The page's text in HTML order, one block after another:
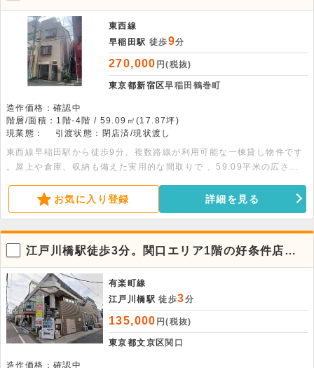
相談可
東西線
早稲田駅 徒歩9分
270,000 円(税抜)
東京都新宿区早稲田鶴巻町
造作価格：確認中
階層/面積：1階-4階 / 59.09㎡(17.87坪)
現業態：
引渡状態：閉店済/現状渡し
東西線早稲田駅から徒歩9分、複数路線が利用可能な一棟貸し物件です
。屋上や倉庫、収納も備えた実用的な間取りで 、59.09平米の広さが
きましてはお問い合わせください。
お気に入り登録 詳細を見る
江戸川橋駅徒歩3分。関口エリア1階の好条件店
舗・事務所物件
有楽町線
江戸川橋駅 徒歩3分
135,000 円(税抜)
東京都文京区関口
造作価格：確認中